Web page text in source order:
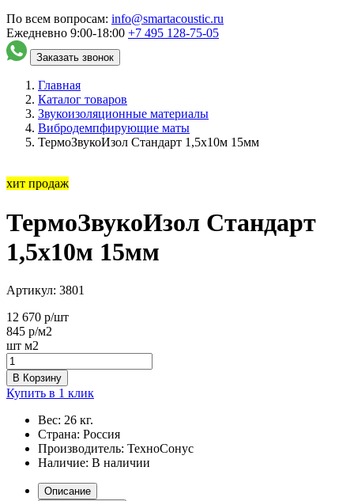
По всем вопросам: info@smartacoustic.ru
Ежедневно 9:00-18:00 +7 495 128-75-05
Заказать звонок
Главная
Каталог товаров
Звукоизоляционные материалы
Вибродемпфирующие маты
ТермоЗвукоИзол Стандарт 1,5х10м 15мм
хит продаж
ТермоЗвукоИзол Стандарт
1,5х10м 15мм
Артикул: 3801
12 670 р/шт
845 р/м2
шт м2
В Корзину
Купить в 1 клик
Вес: 26 кг.
Страна: Россия
Производитель: ТехноСонус
Наличие: В наличии
Описание